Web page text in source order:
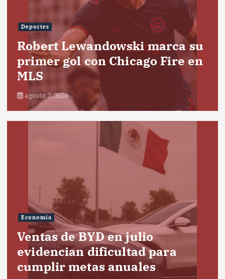
Deportes
Robert Lewandowski marca su
primer gol con Chicago Fire en
MLS
agosto 2, 2026
Economía
Ventas de BYD en julio
evidencian dificultad para
cumplir metas anuales